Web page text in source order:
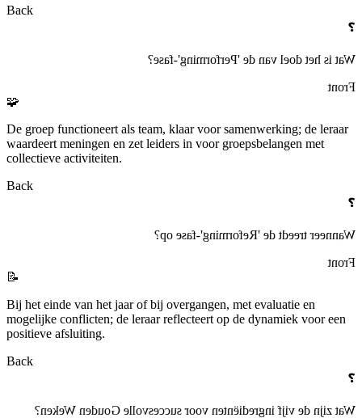
Back
❓
Wat is het doel van de 'Performing'-fase?
Front
🧩
De groep functioneert als team, klaar voor samenwerking; de leraar
waardeert meningen en zet leiders in voor groepsbelangen met
collectieve activiteiten.
Back
❓
Wanneer treedt de 'Reforming'-fase op?
Front
📝
Bij het einde van het jaar of bij overgangen, met evaluatie en
mogelijke conflicten; de leraar reflecteert op de dynamiek voor een
positieve afsluiting.
Back
❓
Wat zijn de vijf ingrediënten voor succesvolle Gouden Weken?